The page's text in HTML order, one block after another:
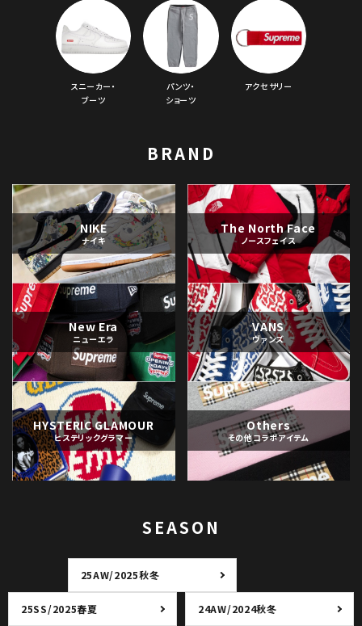
スニーカー・
ブーツ
パンツ・
ショーツ
アクセサリー
BRAND
NIKE
ナイキ
The North Face
ノースフェイス
New Era
ニューエラ
VANS
ヴァンズ
HYSTERIC GLAMOUR
ヒステリックグラマー
Others
その他コラボアイテム
SEASON
25AW/2025秋冬
25SS/2025春夏 24AW/2024秋冬